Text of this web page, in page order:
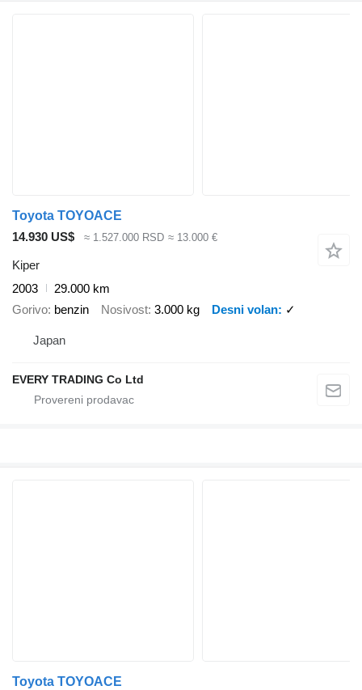
Toyota TOYOACE
14.930 US$
≈ 1.527.000 RSD ≈ 13.000 €
Kiper
2003
29.000 km
Gorivo benzin Nosivost 3.000 kg Desni volan ✓
Japan
EVERY TRADING Co Ltd
Toyota TOYOACE